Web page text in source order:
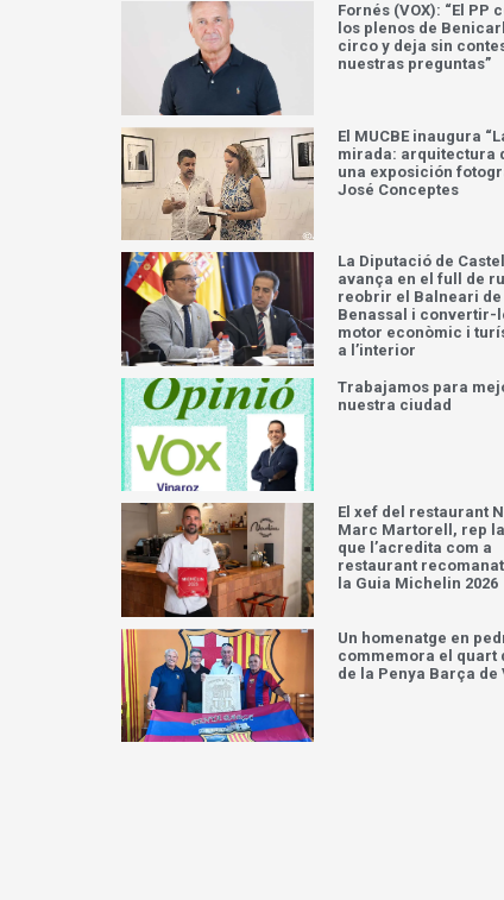
Fornés (VOX): “El PP
los plenos de
circo y deja sin
nuestras preguntas”
El MUCBE inaugura
mirada: arquitectura
una exposición
José Conceptes
La Diputació de
avança en el full de
reobrir el Balneari de
Benassal i convertir-
motor econòmic i
a l’interior
Trabajamos para
nuestra ciudad
El xef del restaurant
Marc Martorell, rep
que l’acredita com a
restaurant
la Guia Michelin 2026
Un homenatge en
commemora el quart
de la Penya Barça de